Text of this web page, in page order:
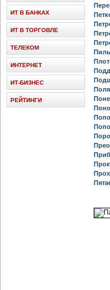
ИТ В БАНКАХ
ИТ В ТОРГОВЛЕ
ТЕЛЕКОМ
ИНТЕРНЕТ
ИТ-БИЗНЕС
РЕЙТИНГИ